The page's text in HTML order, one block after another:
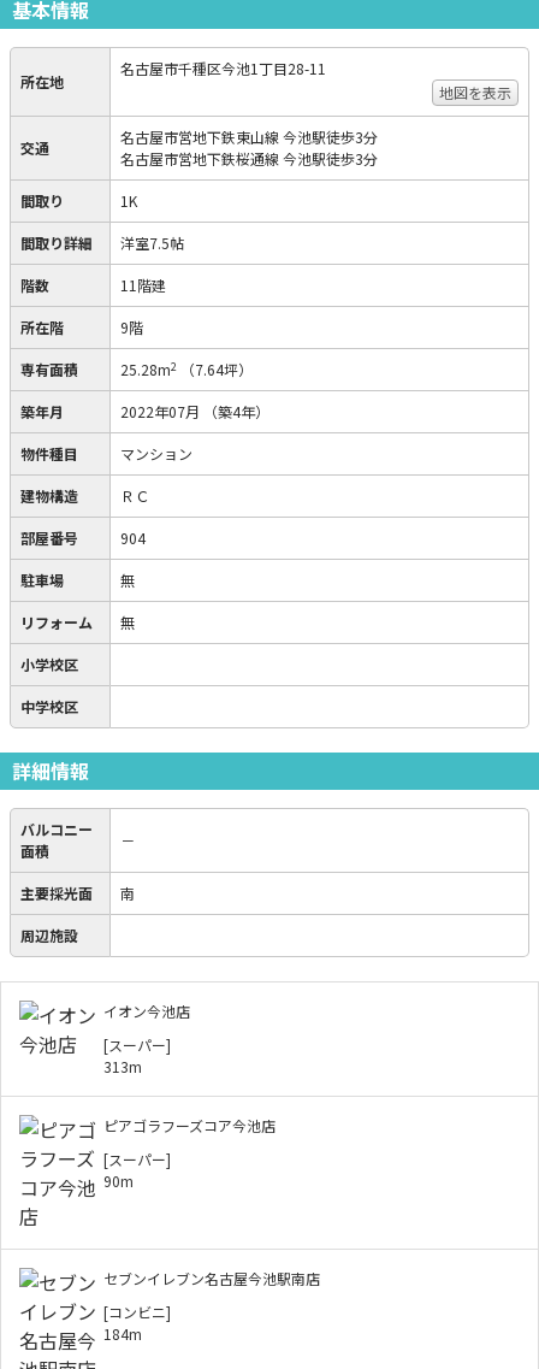
基本情報
所在地
名古屋市千種区今池1丁目28-11
地図を表示
交通
名古屋市営地下鉄東山線 今池駅徒歩3分
名古屋市営地下鉄桜通線 今池駅徒歩3分
間取り 1K
間取り詳細 洋室7.5帖
階数 11階建
所在階 9階
専有面積 25.28m2 （7.64坪）
築年月 2022年07月 （築4年）
物件種目 マンション
建物構造 ＲＣ
部屋番号 904
駐車場 無
リフォーム 無
小学校区
中学校区
詳細情報
バルコニー
面積
－
主要採光面 南
周辺施設
イオン今池店
[スーパー]
313m
ピアゴラフーズコア今池店
[スーパー]
90m
セブンイレブン名古屋今池駅南店
[コンビニ]
184m